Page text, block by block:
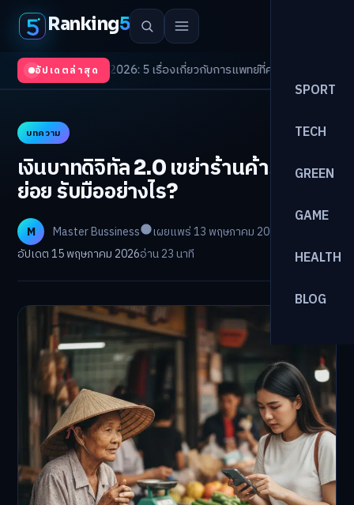
Ranking5
SPORT
TECH
GREEN
GAME
HEALTH
BLOG
อัปเดตล่าสุด
2026: 5 เรื่องเกี่ยวกับการแพทย์ที่ควรรู้/ดอกเบี้ยขาขึ้นรอบใหม่! จั
บทความ
เงินบาทดิจิทัล 2.0 เขย่าร้านค้าราย
ย่อย รับมืออย่างไร?
M Master Bussiness
เผยแพร่ 13 พฤษภาคม 2026
อัปเดต 15 พฤษภาคม 2026อ่าน 23 นาที